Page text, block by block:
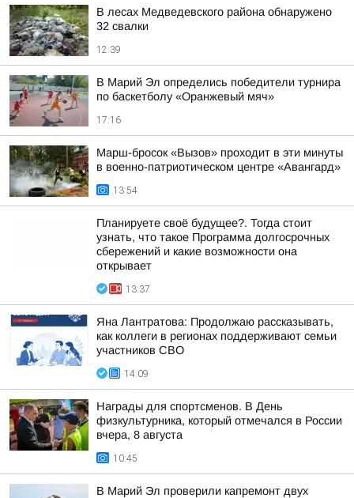
В лесах Медведевского района обнаружено
32 свалки
12:39
В Марий Эл определись победители турнира
по баскетболу «Оранжевый мяч»
17:16
Марш-бросок «Вызов» проходит в эти минуты
в военно-патриотическом центре «Авангард»
13:54
Планируете своё будущее?. Тогда стоит
узнать, что такое Программа долгосрочных
сбережений и какие возможности она
открывает
13:37
Яна Лантратова: Продолжаю рассказывать,
как коллеги в регионах поддерживают семьи
участников СВО
14:09
Награды для спортсменов. В День
физкультурника, который отмечался в России
вчера, 8 августа
10:45
В Марий Эл проверили капремонт двух